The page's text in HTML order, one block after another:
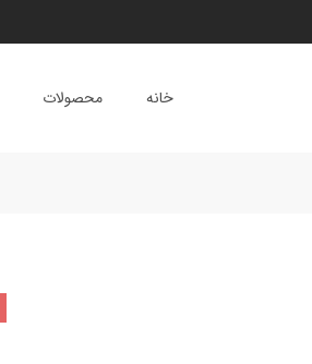
خانه محصولات